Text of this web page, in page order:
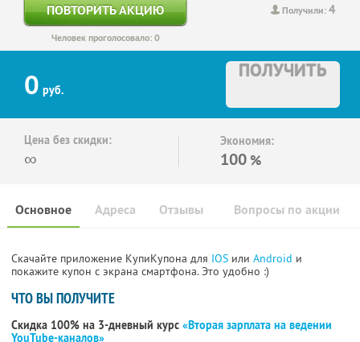
Получили:4
ПОВТОРИТЬ АКЦИЮ
Человек проголосовало: 0
0 руб.
ПОЛУЧИТЬ
Цена без скидки:
∞
Экономия:
100 %
Основное Отзывы Вопросы по акции
Адреса
Скачайте приложение КупиКупона для IOS или Android и
покажите купон с экрана смартфона. Это удобно :)
ЧТО ВЫ ПОЛУЧИТЕ
Скидка 100% на 3-дневный курс «Вторая зарплата на ведении
YouTube-каналов»